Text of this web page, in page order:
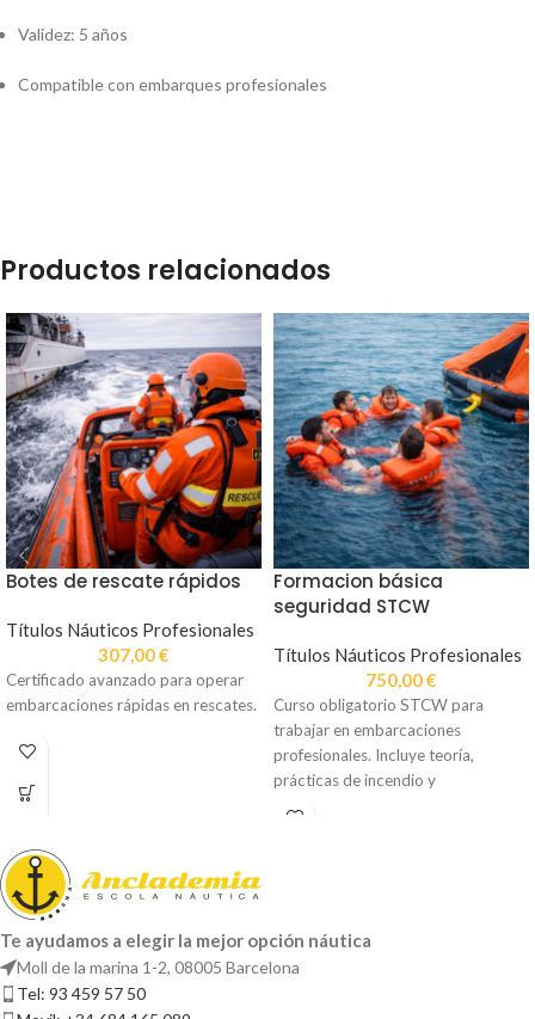
Validez: 5 años
Compatible con embarques profesionales
Productos relacionados
Botes de rescate rápidos
Títulos Náuticos Profesionales
307,00€
Certificado avanzado para operar
embarcaciones rápidas en rescates.
Formacion básica
seguridad STCW
Títulos Náuticos Profesionales
750,00€
Curso obligatorio STCW para
trabajar en embarcaciones
profesionales. Incluye teoría,
prácticas de incendio y
supervivencia, y tramitación del
Te ayudamos a elegir la mejor opción náutica
Moll de la marina 1-2, 08005 Barcelona
Tel: 93 459 57 50